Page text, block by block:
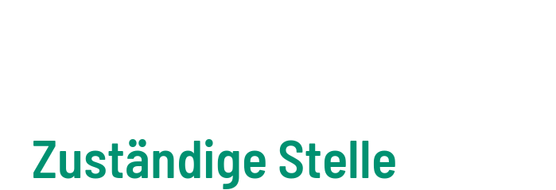
Zuständige Stelle